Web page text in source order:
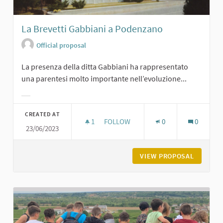
La Brevetti Gabbiani a Podenzano
Official proposal
La presenza della ditta Gabbiani ha rappresentato
una parentesi molto importante nell’evoluzione...
CREATED AT
23/06/2023
1 1 FOLLOWER
FOLLOW 0 0
VIEW PROPOSAL